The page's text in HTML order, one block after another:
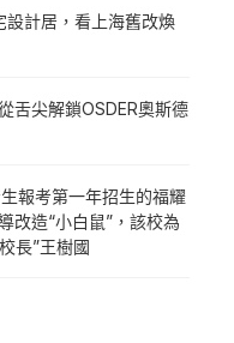
設計居，看上海舊改煥
尖解鎖OSDER奧斯德
報考第一年招生的福耀
改造“小白鼠”，該校為
長”王樹國